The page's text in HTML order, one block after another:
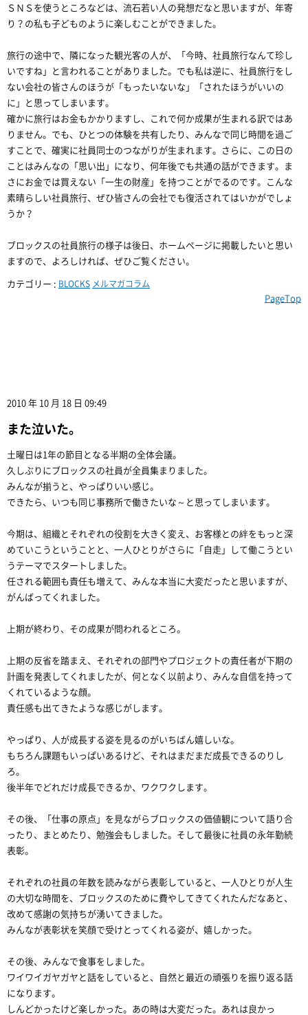
ＳＮＳを使うところなどは、流石若い人の発想だなと思いますが、年寄
り？の私も子どものように楽しむことができました。
旅行の途中で、隣になった観光客の人が、「今時、社員旅行なんて珍し
いですね」と言われることがありました。でも私は逆に、社員旅行をし
ない会社の皆さんのほうが「もったいないな」「されたほうがいいの
に」と思ってしまいます。
確かに旅行はお金もかかりますし、これで何か成果が生まれる訳ではあ
りません。でも、ひとつの体験を共有したり、みんなで同じ時間を過ご
すことで、確実に社員同士のつながりが生まれます。さらに、この日の
ことはみんなの「思い出」になり、何年後でも共通の話ができます。ま
さにお金では買えない「一生の財産」を持つことがでるのです。こんな
素晴らしい社員旅行、ぜひ皆さんの会社でも復活されてはいかがでしょ
うか？
ブロックスの社員旅行の様子は後日、ホームページに掲載したいと思い
ますので、よろしければ、ぜひご覧ください。
カテゴリー : BLOCKS メルマガコラム
PageTop
2010 年 10 月 18 日 09:49
また泣いた。
土曜日は1年の節目となる半期の全体会議。
久しぶりにブロックスの社員が全員集まりました。
みんなが揃うと、やっぱりいい感じ。
できたら、いつも同じ事務所で働きたいな～と思ってしまいます。
今期は、組織とそれぞれの役割を大きく変え、お客様との絆をもっと深
めていこうということと、一人ひとりがさらに「自走」して働こうとい
うテーマでスタートしました。
任される範囲も責任も増えて、みんな本当に大変だったと思いますが、
がんばってくれました。
上期が終わり、その成果が問われるところ。
上期の反省を踏まえ、それぞれの部門やプロジェクトの責任者が下期の
計画を発表してくれましたが、何となく以前より、みんな自信を持って
くれているような顔。
責任感も出てきたような感じがします。
やっぱり、人が成長する姿を見るのがいちばん嬉しいな。
もちろん課題もいっぱいあるけど、それはまだまだ成長できるのりし
ろ。
後半年でどれだけ成長できるか、ワクワクします。
その後、「仕事の原点」を見ながらブロックスの価値観について語り合
ったり、まとめたり、勉強会もしました。そして最後に社員の永年勤続
表彰。
それぞれの社員の年数を読みながら表彰していると、一人ひとりが人生
の大切な時間を、ブロックスのために費やしてきてくれたんだなあと、
改めて感謝の気持ちが湧いてきました。
みんなが表彰状を笑顔で受けとってくれる姿が、嬉しかった。
その後、みんなで食事をしました。
ワイワイガヤガヤと話をしていると、自然と最近の頑張りを振り返る話
になります。
しんどかったけど楽しかった。あの時は大変だった。あれは良かっ